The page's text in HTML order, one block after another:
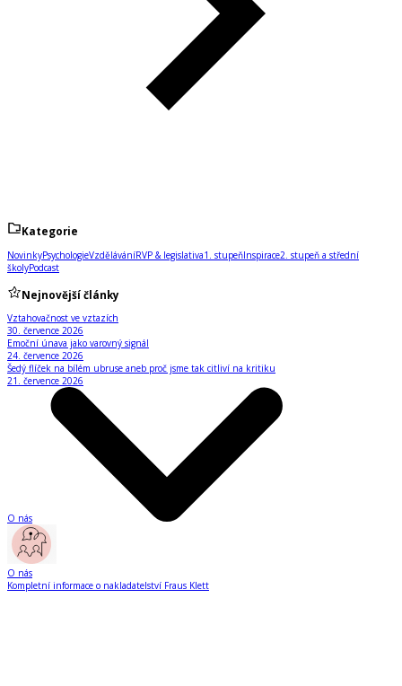
Kategorie
NovinkyPsychologieVzděláváníRVP & legislativa1. stupeňInspirace2. stupeň a střední
školyPodcast
Nejnovější články
Vztahovačnost ve vztazích
30. července 2026
Emoční únava jako varovný signál
24. července 2026
Šedý flíček na bílém ubruse aneb proč jsme tak citliví na kritiku
21. července 2026
O nás
O nás
Kompletní informace o nakladatelství Fraus Klett